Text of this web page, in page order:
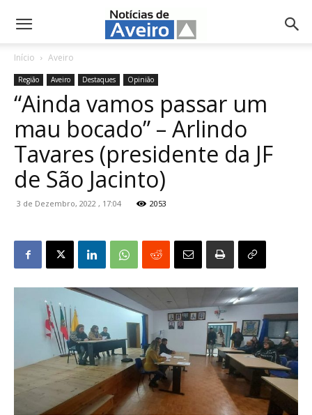
NotíciasdeAveiro.pt
Início Aveiro
Região Aveiro Destaques Opinião
“Ainda vamos passar um
mau bocado” – Arlindo
Tavares (presidente da JF
de São Jacinto)
3 de Dezembro, 2022 , 17:04 2053